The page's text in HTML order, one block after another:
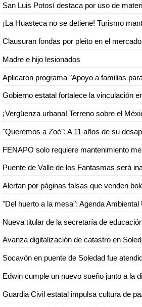
Clausuran fondas por pleito en el mercado
Madre e hijo lesionados